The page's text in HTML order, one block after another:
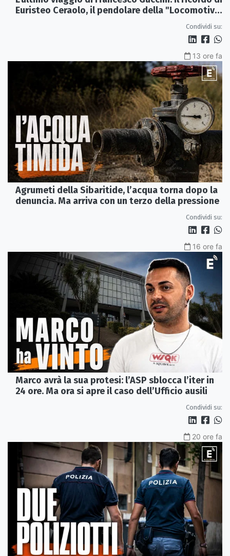
Euristeo Ceraolo, il pendolare della "Locomotiva
Condividi su:
13 ore fa
Agrumeti della Sibaritide, l’acqua torna dopo la
denuncia. Ma arriva con un terzo della pressione
Condividi su:
16 ore fa
Marco avrà la sua protesi: l’ASP sblocca l’iter in
24 ore. Ma ora si apre il caso dell’Ufficio ausili
Condividi su:
20 ore fa